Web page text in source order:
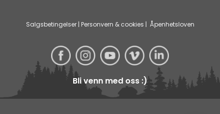
Salgsbetingelser| Personvern & cookies | Åpenhetsloven
Bli venn med oss :)